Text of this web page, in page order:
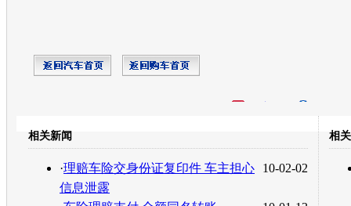
转发至：
相关新闻
10-02-02
·理赔车险交身份证复印件 车主担心
信息泄露
相